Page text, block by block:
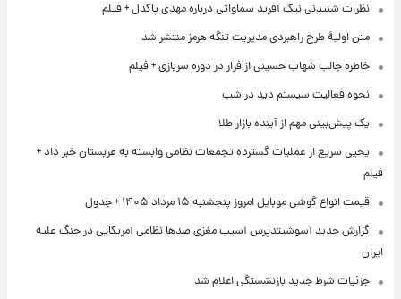
نظرات شنیدنی نیک آفرید سماواتی درباره مهدی پاکدل + فیلم
متن اولیۀ طرح راهبردی مدیریت تنگه هرمز منتشر شد
خاطره جالب شهاب حسینی از فرار در دوره سربازی + فیلم
نحوه فعالیت سیستم دید در شب
یک پیش‌بینی مهم از آینده بازار طلا
یحیی سریع از عملیات گسترده تجمعات نظامی وابسته به عربستان خبر داد +
فیلم
قیمت انواع گوشی موبایل امروز پنجشنبه ۱۵ مرداد ۱۴۰۵ + جدول
گزارش جدید آسوشیتدپرس آسیب مغزی صدها نظامی آمریکایی در جنگ علیه
ایران
جزئیات شرط جدید بازنشستگی اعلام شد